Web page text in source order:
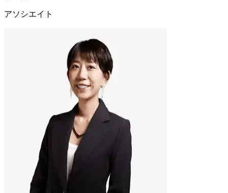
アソシエイト